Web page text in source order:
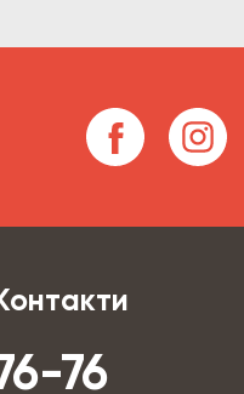
76